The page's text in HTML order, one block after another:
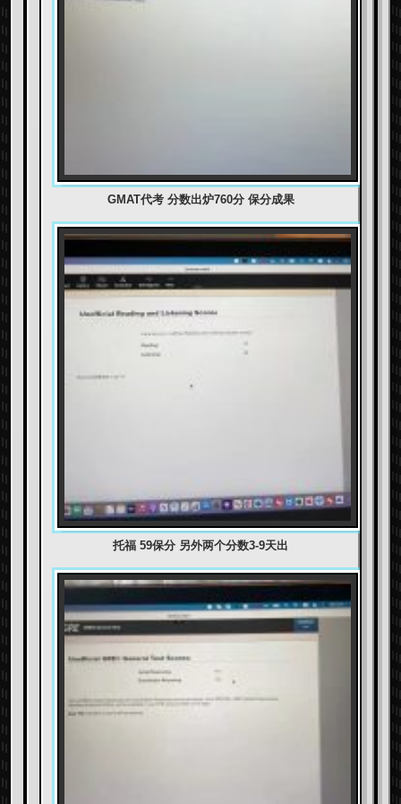
GMAT代考 分数出炉760分 保分成果
托福 59保分 另外两个分数3-9天出